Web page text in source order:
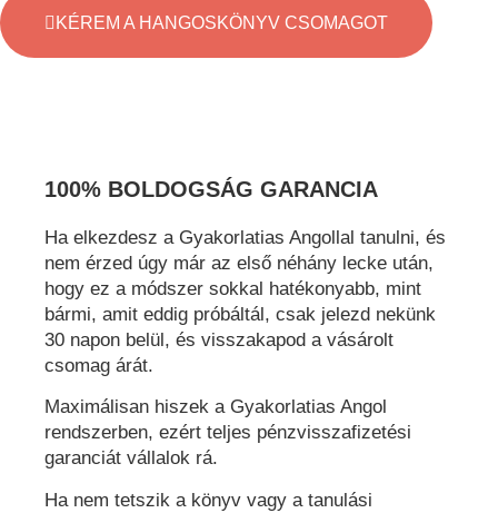
KÉREM A HANGOSKÖNYV CSOMAGOT
100% BOLDOGSÁG GARANCIA
Ha elkezdesz a Gyakorlatias Angollal tanulni, és
nem érzed úgy már az első néhány lecke után,
hogy ez a módszer sokkal hatékonyabb, mint
bármi, amit eddig próbáltál, csak jelezd nekünk
30 napon belül, és visszakapod a vásárolt
csomag árát.
Maximálisan hiszek a Gyakorlatias Angol
rendszerben, ezért teljes pénzvisszafizetési
garanciát vállalok rá.
Ha nem tetszik a könyv vagy a tanulási